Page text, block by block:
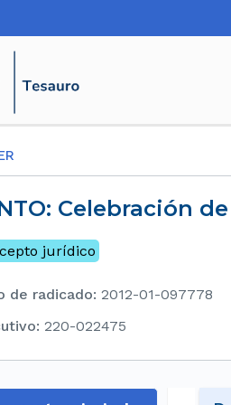
Celebración
jurídico
de radicado: 2012-01-097778
: 220-022475